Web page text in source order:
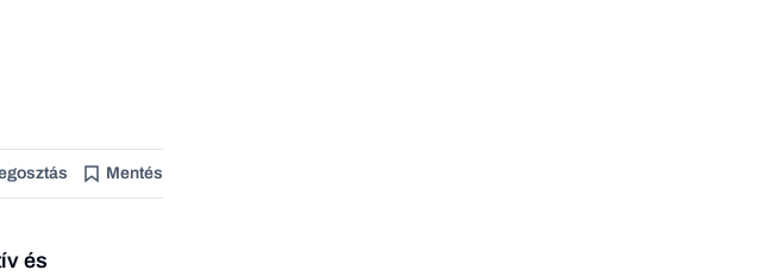
Mentés
és